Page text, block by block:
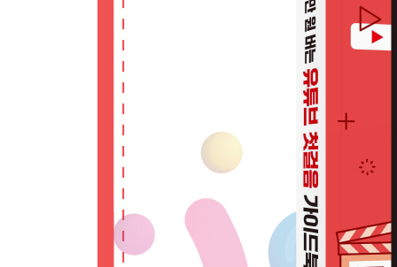
초보 유튜버를 위한 Q&A
Q 01 채널 이름은 어떻게 정해야 좋을까요?
Q 02 하나의 계정으로 여러 채널을 운영할 수 있나
Q 03 유튜브 채널을 운영하는 비용은 얼마가 적정
Q 04 채널 주제는 꼭 한 가지에 집중해야 할까요?
Q 05 트렌드를 빠르게 파악하는 노하우가 있나요?
PART 03 쉽고 빠르게 유튜브 채널 시작하기
LESSON 01 3분 만에 끝내는 유튜브 채널 만들기!